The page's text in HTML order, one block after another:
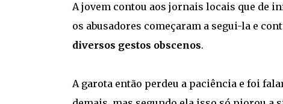
A jovem contou aos jornais locais que de
os abusadores começaram a segui-la e
diversos gestos obscenos.
A garota então perdeu a paciência e foi